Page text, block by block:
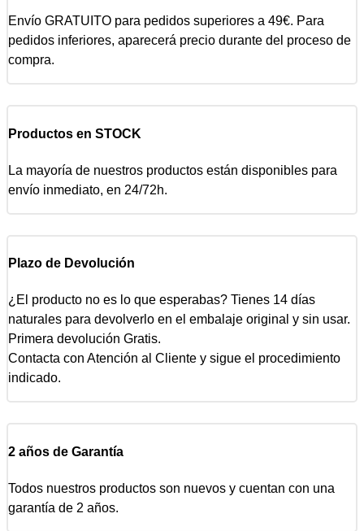
Envío GRATUITO para pedidos superiores a 49€. Para
pedidos inferiores, aparecerá precio durante del proceso de
compra.
Productos en STOCK
La mayoría de nuestros productos están disponibles para
envío inmediato, en 24/72h.
Plazo de Devolución
¿El producto no es lo que esperabas? Tienes 14 días
naturales para devolverlo en el embalaje original y sin usar.
Primera devolución Gratis.
Contacta con Atención al Cliente y sigue el procedimiento
indicado.
2 años de Garantía
Todos nuestros productos son nuevos y cuentan con una
garantía de 2 años.